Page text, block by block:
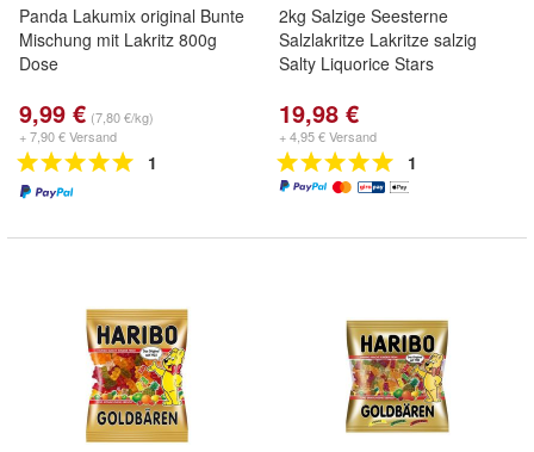
Panda Lakumix original Bunte
Mischung mit Lakritz 800g
Dose
9,99 € (7,80 €/kg)
+ 7,90 € Versand
1
2kg Salzige Seesterne
Salzlakritze Lakritze salzig
Salty Liquorice Stars
19,98 €
+ 4,95 € Versand
1